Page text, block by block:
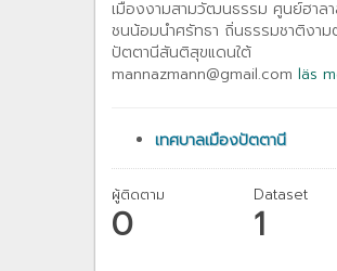
เมืองงามสามวัฒนธรรม ศูนย์ฮาลา
ชนน้อมนำศรัทธา ถิ่นธรรมชาติงาม
ปัตตานีสันติสุขแดนใต้
mannazmann@gmail.com läs
เทศบาลเมืองปัตตานี
ผู้ติดตาม
0
Dataset
1